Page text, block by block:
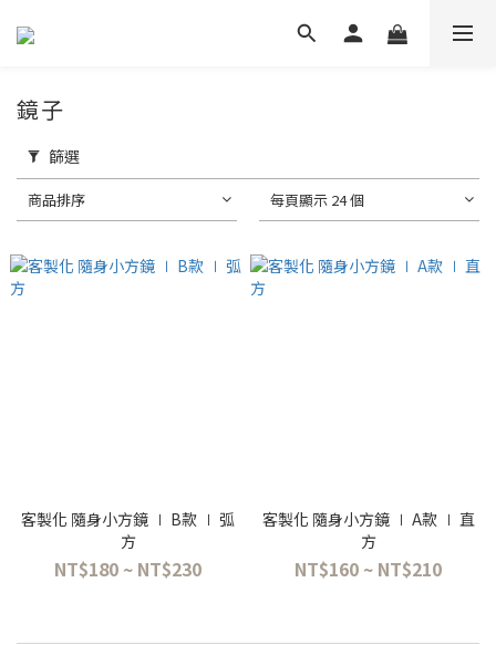
鏡子
篩選
商品排序 每頁顯示 24 個
客製化 隨身小方鏡 ∣ B款 ∣ 弧
方
NT$180 ~ NT$230
客製化 隨身小方鏡 ∣ A款 ∣ 直
方
NT$160 ~ NT$210